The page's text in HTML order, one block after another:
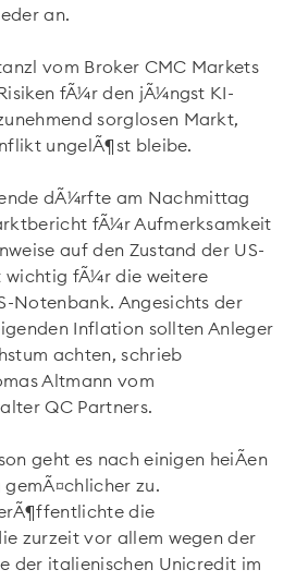
an.
vom Broker CMC Markets
fÃ¼r den jÃ¼ngst KI-
sorglosen Markt,
ungelÃ¶st bleibe.
dÃ¼rfte am Nachmittag
fÃ¼r Aufmerksamkeit
auf den Zustand der US-
wichtig fÃ¼r die weitere
Notenbank. Angesichts der
Inflation sollten Anleger
achten, schrieb
Altmann vom
QC Partners.
geht es nach einigen heiÃen
zu.
die
zurzeit vor allem wegen der
der italienischen Unicredit im